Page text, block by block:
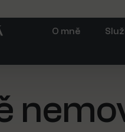
O mně